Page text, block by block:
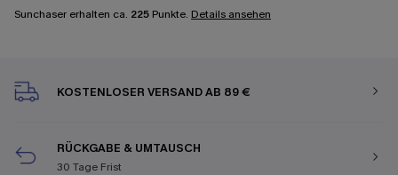
Sunchaser erhalten ca. 225 Punkte. Details ansehen
KOSTENLOSER VERSAND AB 89 €
RÜCKGABE & UMTAUSCH
30 Tage Frist